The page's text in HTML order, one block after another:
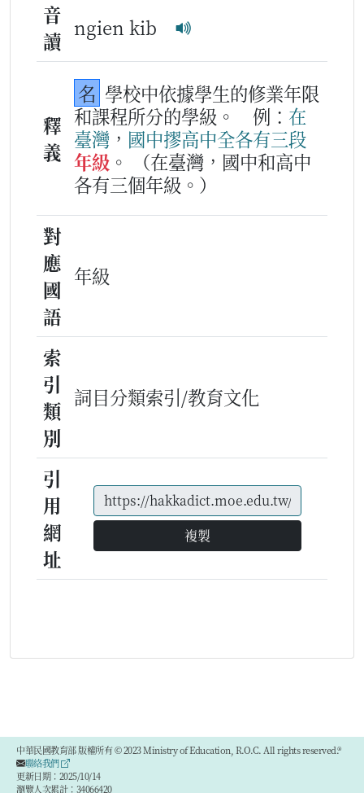
音
讀
ngien kib
釋
義
名 學校中依據學生的修業年限
和課程所分的學級。
例： 在
臺灣 ， 國中摎高中全各有三段
年級 。
（在臺灣，國中和高中
各有三個年級。）
對
應
國
語
年級
索
引
類
別
詞目分類索引/教育文化
引
用
網
址
複製
中華民國教育部 版權所有 © 2023 Ministry of Education, R.O.C. All rights reserved.®
聯絡我們
更新日期：2025/10/14
瀏覽人次累計：34066420